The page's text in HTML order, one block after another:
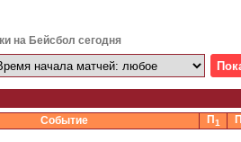
на Бейсбол сегодня
Событие П1